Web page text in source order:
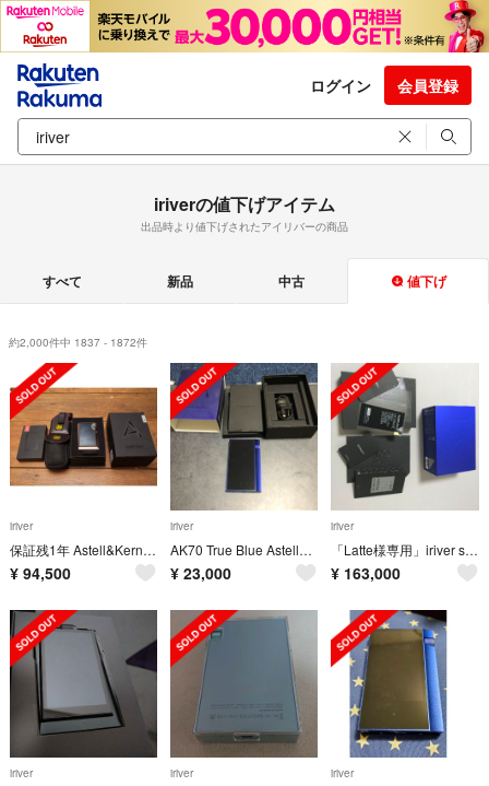
ログイン 会員登録
iriverの値下げアイテム
出品時より値下げされたアイリバーの商品
すべて 新品 中古 値下げ
約2,000件中 1837 - 1872件
iriver
保証残1年 Astell&Kern AK380 別売ケース・バンナイズ2種
¥ 94,500
iriver
AK70 True Blue Astell&Kern
¥ 23,000
iriver
「Latte様専用」iriver sp1000m blue
¥ 163,000
iriver iriver iriver